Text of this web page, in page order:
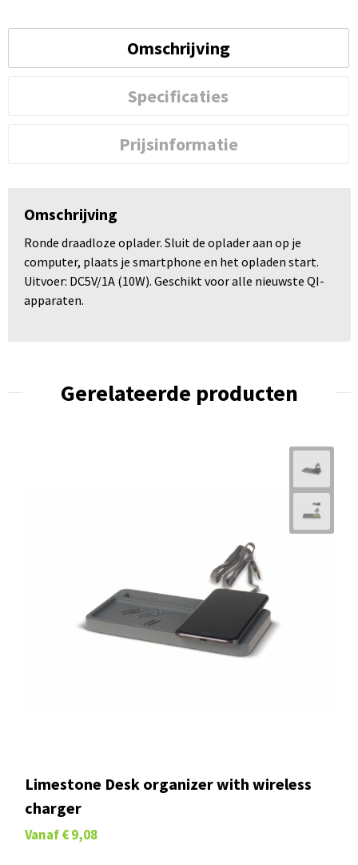
Omschrijving
Specificaties
Prijsinformatie
Omschrijving
Ronde draadloze oplader. Sluit de oplader aan op je
computer, plaats je smartphone en het opladen start.
Uitvoer: DC5V/1A (10W). Geschikt voor alle nieuwste QI-
apparaten.
Gerelateerde producten
Limestone Desk organizer with wireless
charger
Vanaf € 9,08